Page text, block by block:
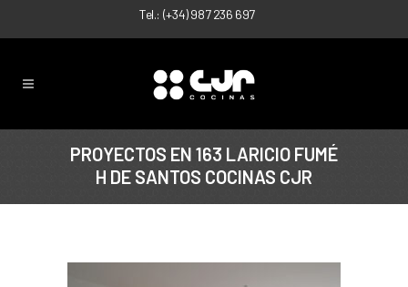
Tel.: (+34) 987 236 697
PROYECTOS EN 163 LARICIO FUMÉ
H DE SANTOS COCINAS CJR